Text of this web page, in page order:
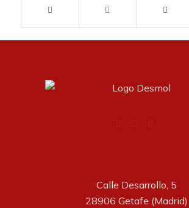
Calle Desarrollo, 5
28906 Getafe (Madrid)